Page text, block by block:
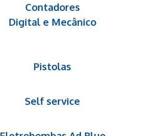
Contadores
Digital e Mecânico
Pistolas
Self service